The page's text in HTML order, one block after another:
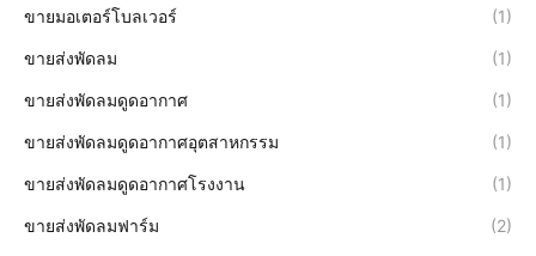
ขายมอเตอร์โบลเวอร์ (1)
ขายส่งพัดลม (1)
ขายส่งพัดลมดูดอากาศ (1)
ขายส่งพัดลมดูดอากาศอุตสาหกรรม (1)
ขายส่งพัดลมดูดอากาศโรงงาน (1)
ขายส่งพัดลมฟาร์ม (2)